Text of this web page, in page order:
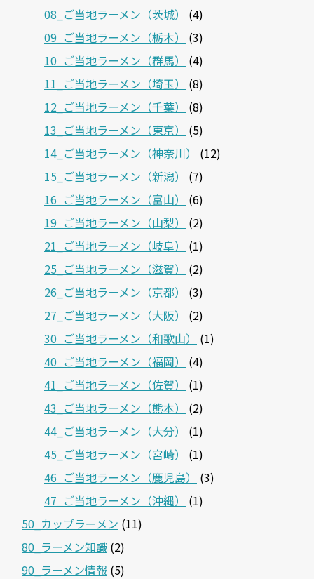
08_ご当地ラーメン（茨城）
(4)
09_ご当地ラーメン（栃木）
(3)
10_ご当地ラーメン（群馬）
(4)
11_ご当地ラーメン（埼玉）
(8)
12_ご当地ラーメン（千葉）
(8)
13_ご当地ラーメン（東京）
(5)
14_ご当地ラーメン（神奈川）
(12)
15_ご当地ラーメン（新潟）
(7)
16_ご当地ラーメン（富山）
(6)
19_ご当地ラーメン（山梨）
(2)
21_ご当地ラーメン（岐阜）
(1)
25_ご当地ラーメン（滋賀）
(2)
26_ご当地ラーメン（京都）
(3)
27_ご当地ラーメン（大阪）
(2)
30_ご当地ラーメン（和歌山）
(1)
40_ご当地ラーメン（福岡）
(4)
41_ご当地ラーメン（佐賀）
(1)
43_ご当地ラーメン（熊本）
(2)
44_ご当地ラーメン（大分）
(1)
45_ご当地ラーメン（宮崎）
(1)
46_ご当地ラーメン（鹿児島）
(3)
47_ご当地ラーメン（沖縄）
(1)
50_カップラーメン (11)
80_ラーメン知識 (2)
90_ラーメン情報 (5)